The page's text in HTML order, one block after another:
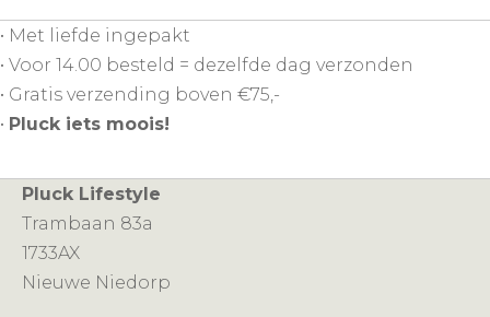
• Met liefde ingepakt
• Voor 14.00 besteld = dezelfde dag verzonden
• Gratis verzending boven €75,-
• Pluck iets moois!
Pluck Lifestyle
Trambaan 83a
1733AX
Nieuwe Niedorp